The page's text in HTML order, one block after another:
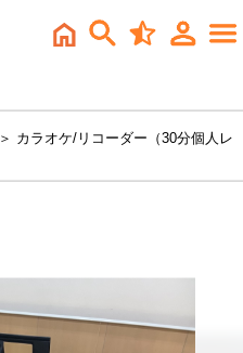
＞ カラオケ/リコーダー（30分個人レ